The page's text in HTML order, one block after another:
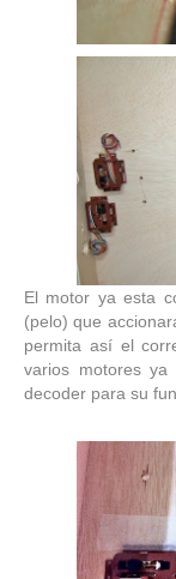
El motor ya esta
(pelo) que
permita así el
varios motores
decoder para su